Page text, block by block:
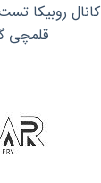
کانال روبیکا
قلمچی‌‌